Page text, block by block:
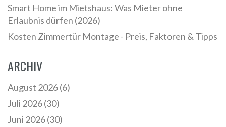
Smart Home im Mietshaus: Was Mieter ohne
Erlaubnis dürfen (2026)
Kosten Zimmertür Montage - Preis, Faktoren & Tipps
ARCHIV
August 2026(6)
Juli 2026(30)
Juni 2026(30)